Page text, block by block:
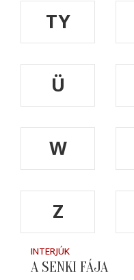
TY
Ü
W
Z
INTERJÚK
A SENKI FÁJA